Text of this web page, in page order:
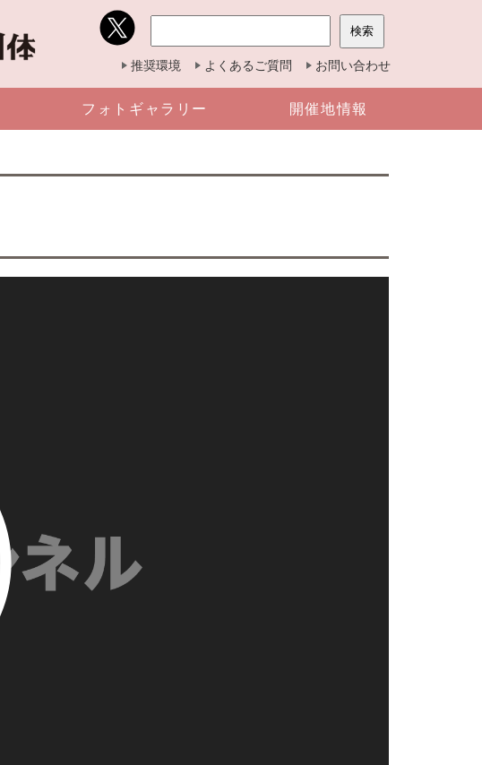
推奨環境 よくあるご質問 お問い合わせ
フォトギャラリー 開催地情報